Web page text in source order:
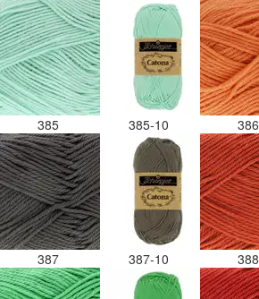
385 385-10 386
387 387-10 388